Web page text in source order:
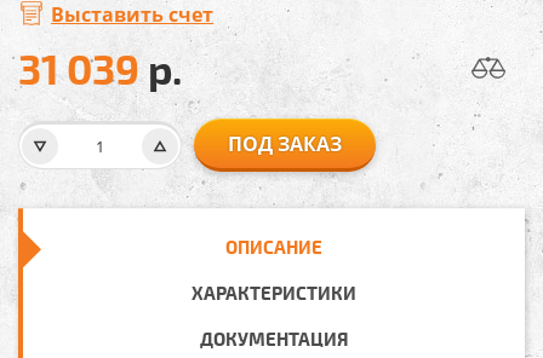
Выставить счет
31 039р.
ПОД ЗАКАЗ
ОПИСАНИЕ
ХАРАКТЕРИСТИКИ
ДОКУМЕНТАЦИЯ